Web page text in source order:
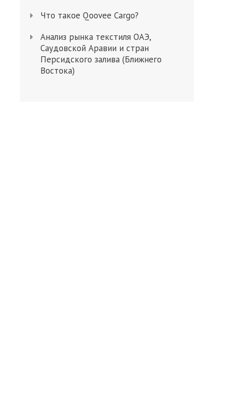
Что такое Qoovee Cargo?
Анализ рынка текстиля ОАЭ,
Саудовской Аравии и стран
Персидского залива (Ближнего
Востока)